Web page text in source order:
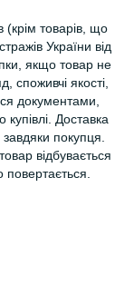
товарів, що
України від
якщо товар не
споживчі якості,
документами,
Доставка
покупця.
відбувається
повертається.